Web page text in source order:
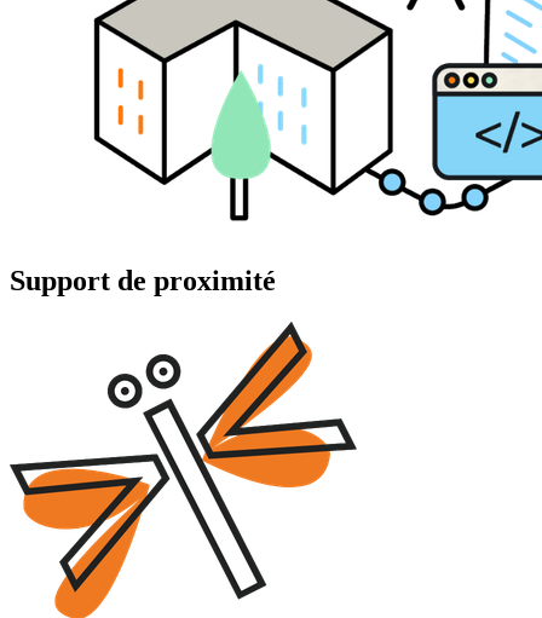
Support de proximité